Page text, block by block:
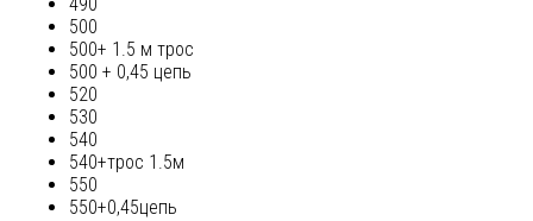
490
500
500+ 1.5 м трос
500 + 0,45 цепь
520
530
540
540+трос 1.5м
550
550+0,45цепь